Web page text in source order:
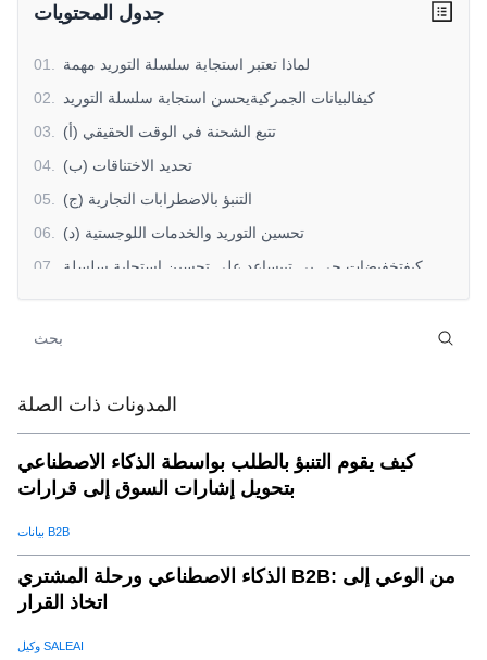
جدول المحتويات
01
لماذا تعتبر استجابة سلسلة التوريد مهمة
02
كيفالبيانات الجمركيةيحسن استجابة سلسلة التوريد
03
(أ) تتبع الشحنة في الوقت الحقيقي
04
(ب) تحديد الاختناقات
05
(ج) التنبؤ بالاضطرابات التجارية
06
(د) تحسين التوريد والخدمات اللوجستية
07
كيفتخفيضات جي بي تييساعد على تحسين استجابة سلسلة
المدونات ذات الصلة
كيف يقوم التنبؤ بالطلب بواسطة الذكاء الاصطناعي
بتحويل إشارات السوق إلى قرارات
بيانات B2B
الذكاء الاصطناعي ورحلة المشتري B2B: من الوعي إلى
اتخاذ القرار
وكيل SALEAI